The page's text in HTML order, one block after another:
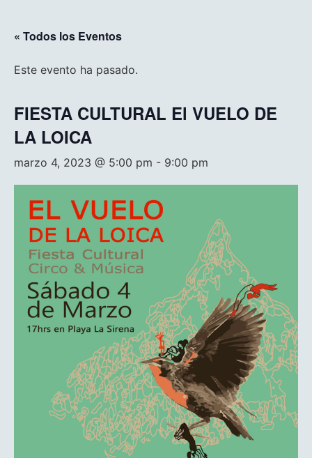
« Todos los Eventos
Este evento ha pasado.
FIESTA CULTURAL El VUELO DE
LA LOICA
marzo 4, 2023 @ 5:00 pm - 9:00 pm